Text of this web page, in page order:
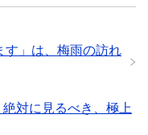
す」は、梅雨の訪れ
対に見るべき、極上